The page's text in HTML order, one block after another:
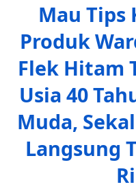
Mau Tips
Produk
Flek Hitam
Usia 40
Muda,
Langsung